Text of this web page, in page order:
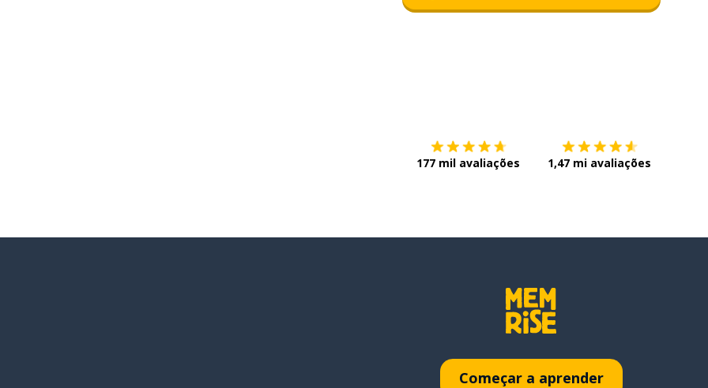
177 mil avaliações 1,47 mi avaliações
Começar a aprender